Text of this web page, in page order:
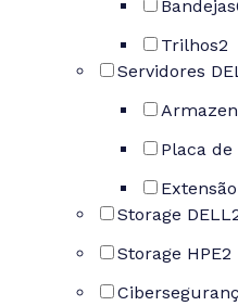
Bandejas
Trilhos2
Servidores
Placa de
Storage DELL
Storage HPE2